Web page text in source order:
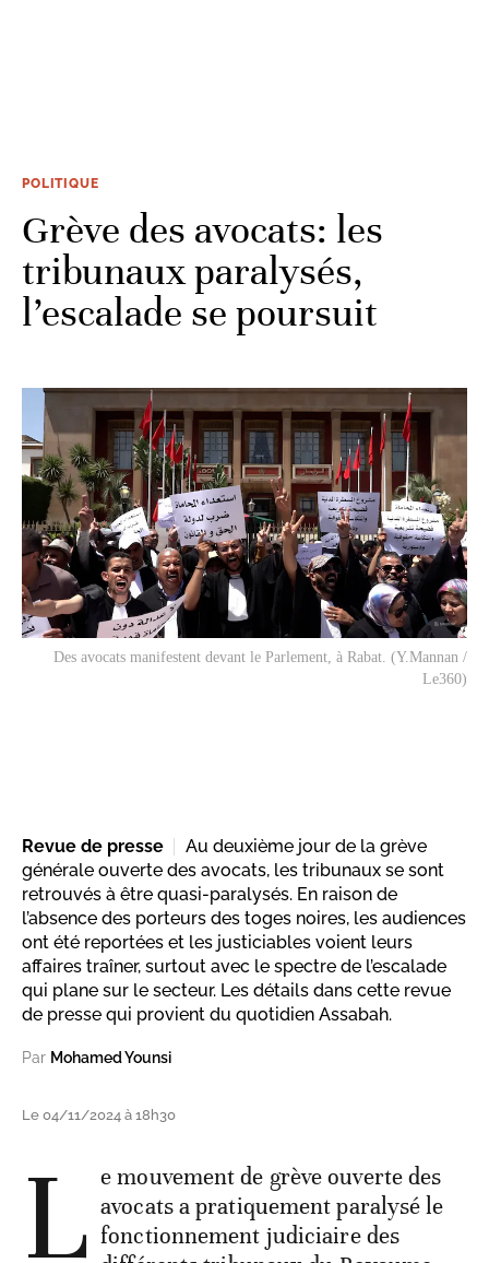
POLITIQUE
Grève des avocats: les
tribunaux paralysés,
l’escalade se poursuit
Des avocats manifestent devant le Parlement, à Rabat. (Y.Mannan /
Le360)
Revue de presse
Au deuxième jour de la grève
générale ouverte des avocats, les tribunaux se sont
retrouvés à être quasi-paralysés. En raison de
l’absence des porteurs des toges noires, les audiences
ont été reportées et les justiciables voient leurs
affaires traîner, surtout avec le spectre de l’escalade
qui plane sur le secteur. Les détails dans cette revue
de presse qui provient du quotidien Assabah.
Par Mohamed Younsi
Le 04/11/2024 à 18h30
L e mouvement de grève ouverte des
avocats a pratiquement paralysé le
fonctionnement judiciaire des